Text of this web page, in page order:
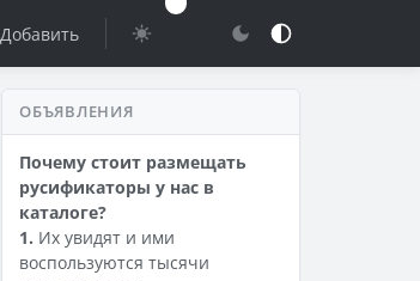
Добавить
ОБЪЯВЛЕНИЯ
Почему стоит размещать
русификаторы у нас в
каталоге?
1. Их увидят и ими
воспользуются тысячи